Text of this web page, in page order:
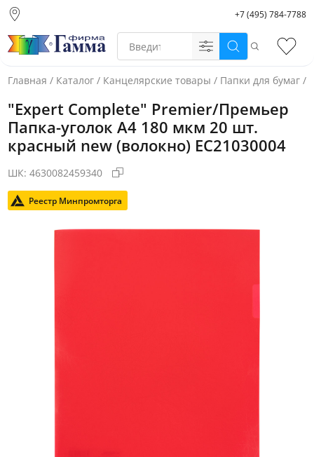
склад)
Санкт-Петербург
Екатеринбург
+7 (495) 784-7788
Поиск
Главная / Каталог / Канцелярские товары / Папки для бумаг /
Фото товара
"Expert Complete" Premier/Премьер
Папка-уголок A4 180 мкм 20 шт.
красный new (волокно) EC21030004
ШК: 4630082459340
Реестр Минпромторга